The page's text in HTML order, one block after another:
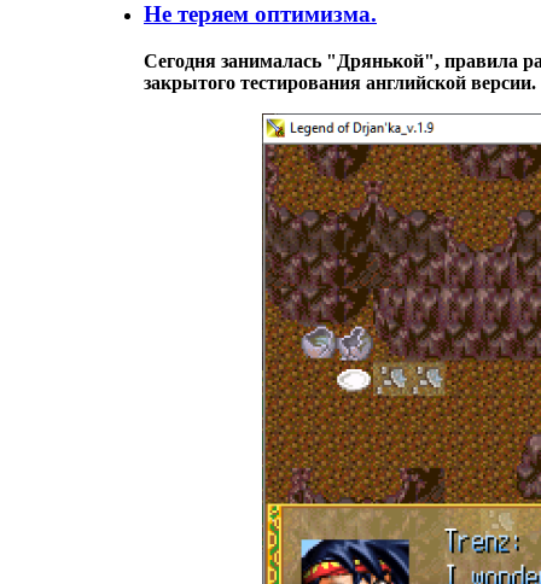
Не теряем оптимизма.
Сегодня занималась " Дрянькой", правила
закрытого тестирования английской